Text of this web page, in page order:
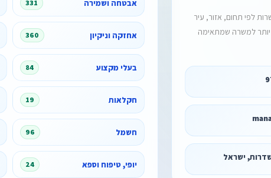
לפי תחום, אזור, עיר
יותר למשרה שמתאימה
אבטחה ושמירה 331
אחזקה וניקיון 360
בעלי מקצוע 84
חקלאות 19
חשמל 96
יופי, טיפוח וספא 24